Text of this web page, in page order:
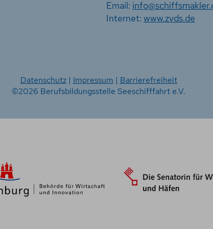
Email:
Internet: www.zvds.de
Datenschutz| Impressum | Barrierefreiheit
©2026 Berufsbildungsstelle Seeschifffahrt e.V.